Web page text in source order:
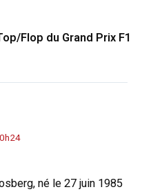
Flop du Grand Prix F1
né le 27 juin 1985